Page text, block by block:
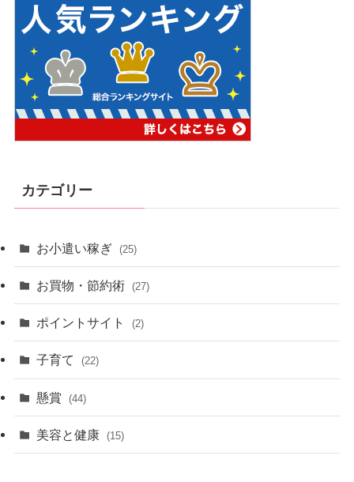
カテゴリー
お小遣い稼ぎ (25)
お買物・節約術 (27)
ポイントサイト (2)
子育て (22)
懸賞 (44)
美容と健康 (15)